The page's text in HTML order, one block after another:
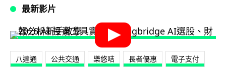
最新影片
八達通 公共交通 樂悠咭 長者優惠 電子支付